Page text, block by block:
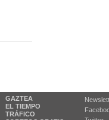
GAZTEA
EL TIEMPO
TRÁFICO